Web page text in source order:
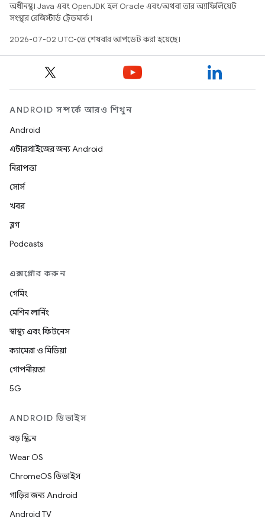
অধীনস্থ। Java এবং OpenJDK হল Oracle এবং/অথবা তার অ্যাফিলিয়েট
সংস্থার রেজিস্টার্ড ট্রেডমার্ক।
2026-07-02 UTC-তে শেষবার আপডেট করা হয়েছে।
ANDROID সম্পর্কে আরও শিখুন
Android
এন্টারপ্রাইজের জন্য Android
নিরাপত্তা
সোর্স
খবর
ব্লগ
Podcasts
এক্সপ্লোর করুন
গেমিং
মেশিন লার্নিং
স্বাস্থ্য এবং ফিটনেস
ক্যামেরা ও মিডিয়া
গোপনীয়তা
5G
ANDROID ডিভাইস
বড় স্ক্রিন
Wear OS
ChromeOS ডিভাইস
গাড়ির জন্য Android
Android TV